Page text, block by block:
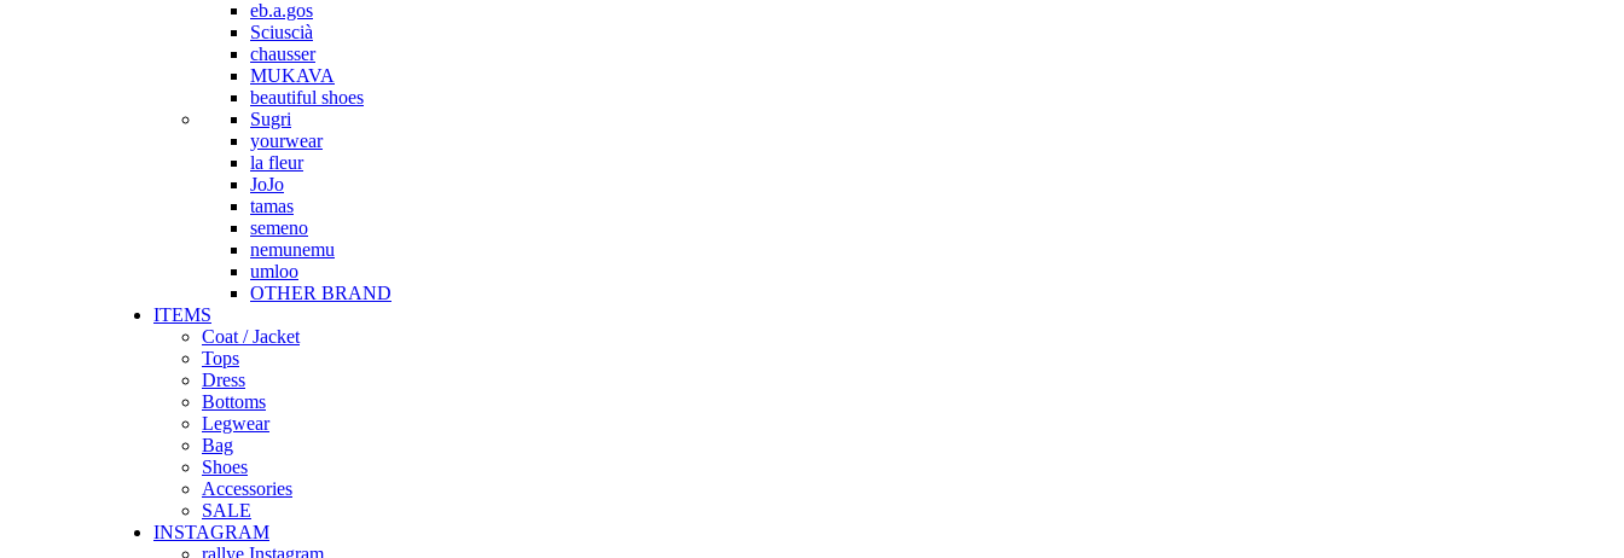
eb.a.gos
Sciuscià
chausser
MUKAVA
beautiful shoes
Sugri
yourwear
la fleur
JoJo
tamas
semeno
nemunemu
umloo
OTHER BRAND
ITEMS
Coat / Jacket
Tops
Dress
Bottoms
Legwear
Bag
Shoes
Accessories
SALE
INSTAGRAM
rallye Instagram